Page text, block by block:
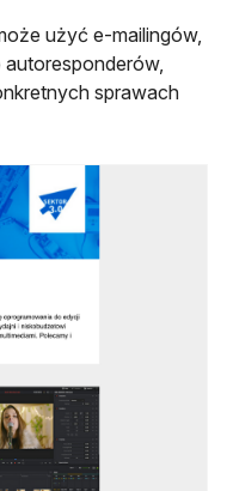
użyć e-mailingów,
sprawach